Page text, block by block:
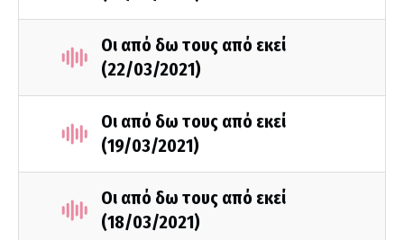
Οι από δω τους από εκεί
(22/03/2021)
Οι από δω τους από εκεί
(19/03/2021)
Οι από δω τους από εκεί
(18/03/2021)